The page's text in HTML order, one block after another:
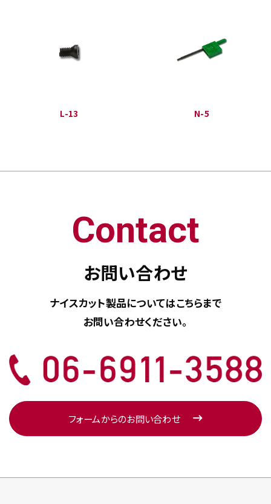
L-13 N-5
Contact
お問い合わせ
ナイスカット製品についてはこちらまで
お問い合わせください。
フォームからのお問い合わせ